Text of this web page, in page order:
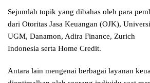
Sejumlah topik yang dibahas oleh para
dari Otoritas Jasa Keuangan (OJK),
UGM, Danamon, Adira Finance, Zurich
Indonesia serta Home Credit.
Antara lain mengenai berbagai layanan